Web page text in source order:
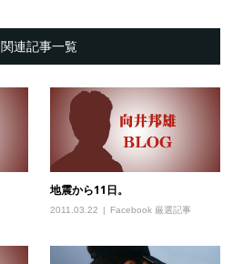
関連記事一覧
地震から11日。
2011.03.22 Facebook 厳選記事